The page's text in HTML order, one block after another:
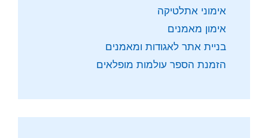
אימוני אתלטיקה
אימון מאמנים
בניית אתר לאגודות ומאמנים
הזמנת הספר עולמות מופלאים